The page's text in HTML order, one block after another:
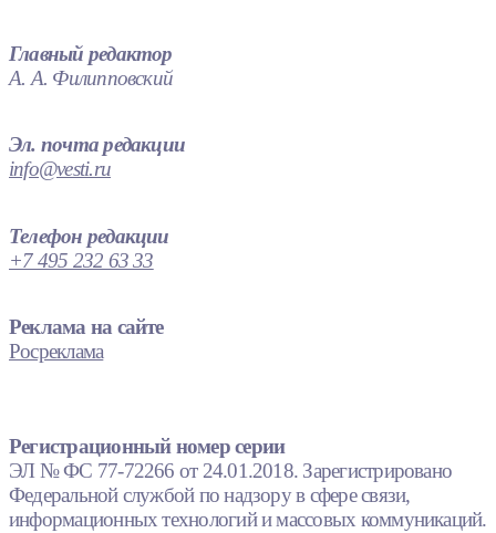
Главный редактор
А. А. Филипповский
Эл. почта редакции
info@vesti.ru
Телефон редакции
+7 495 232 63 33
Реклама на сайте
Росреклама
Регистрационный номер серии
ЭЛ № ФС 77-72266 от 24.01.2018. Зарегистрировано
Федеральной службой по надзору в сфере связи,
информационных технологий и массовых коммуникаций.